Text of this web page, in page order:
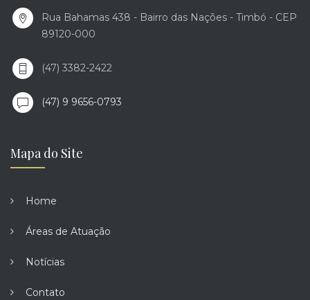
Rua Bahamas 438 - Bairro das Nações - Timbó - CEP
89120-000
(47) 3382-2422
(47) 9 9656-0793
Mapa do Site
Home
Áreas de Atuação
Notícias
Contato